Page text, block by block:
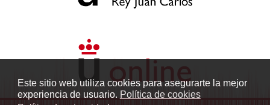
Este sitio web utiliza cookies para asegurarte la mejor
experiencia de usuario. Política de cookies